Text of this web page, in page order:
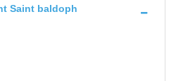
Saint baldoph